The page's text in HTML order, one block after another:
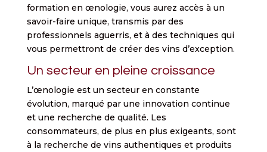
formation en œnologie, vous aurez accès à un
savoir-faire unique, transmis par des
professionnels aguerris, et à des techniques qui
vous permettront de créer des vins d’exception.
Un secteur en pleine croissance
L’œnologie est un secteur en constante
évolution, marqué par une innovation continue
et une recherche de qualité. Les
consommateurs, de plus en plus exigeants, sont
à la recherche de vins authentiques et produits